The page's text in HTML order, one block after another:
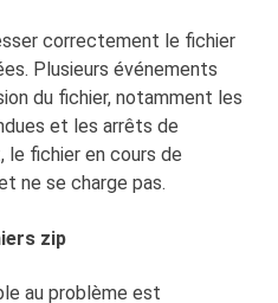
correctement le fichier
Plusieurs événements
du fichier, notamment les
et les arrêts de
le fichier en cours de
ne se charge pas.
zip
au problème est